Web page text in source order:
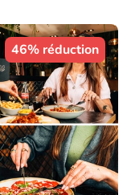
46% réduction